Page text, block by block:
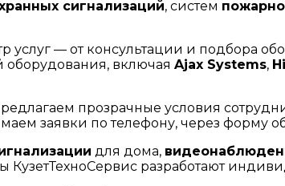
сигнализаций, систем
услуг — от консультации и подбора
оборудования, включая Ajax Systems,
прозрачные условия
заявки по телефону, через форму
для дома,
разработают